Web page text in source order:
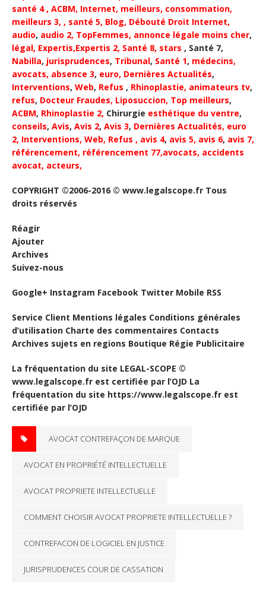
santé 4, ACBM, Internet, meilleurs, consommation,
meilleurs 3, , santé 5, Blog, Débouté Droit Internet,
audio, audio 2, TopFemmes, annonce légale moins cher,
légal, Expertis,Expertis 2, Santé 8, stars , Santé 7,
Nabilla, jurisprudences, Tribunal, Santé 1, médecins,
avocats, absence 3, euro, Dernières Actualités,
Interventions, Web, Refus , Rhinoplastie, animateurs tv,
refus, Docteur Fraudes, Liposuccion, Top meilleurs,
ACBM, Rhinoplastie 2, Chirurgie esthétique du ventre,
conseils, Avis, Avis 2, Avis 3, Dernières Actualités, euro
2, Interventions, Web, Refus , avis 4, avis 5, avis 6, avis 7,
référencement, référencement 77,avocats, accidents
avocat, acteurs,
COPYRIGHT ©2006-2016 © www.legalscope.fr Tous
droits réservés
Réagir
Ajouter
Archives
Suivez-nous
Google+ Instagram Facebook Twitter Mobile RSS
Service Client Mentions légales Conditions générales
d’utilisation Charte des commentaires Contacts
Archives sujets en regions Boutique Régie Publicitaire
La fréquentation du site LEGAL-SCOPE ©
www.legalscope.fr est certifiée par l’OJD La
fréquentation du site https://www.legalscope.fr est
certifiée par l’OJD
AVOCAT CONTREFAÇON DE MARQUE
AVOCAT EN PROPRIÉTÉ INTELLECTUELLE
AVOCAT PROPRIETE INTELLECTUELLE
COMMENT CHOISIR AVOCAT PROPRIETE INTELLECTUELLE ?
CONTREFACON DE LOGICIEL EN JUSTICE
JURISPRUDENCES COUR DE CASSATION